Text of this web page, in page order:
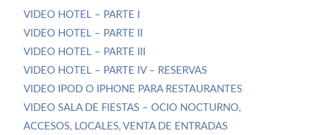
VIDEO HOTEL – PARTE I
VIDEO HOTEL – PARTE II
VIDEO HOTEL – PARTE III
VIDEO HOTEL – PARTE IV – RESERVAS
VIDEO IPOD O IPHONE PARA RESTAURANTES
VIDEO SALA DE FIESTAS – OCIO NOCTURNO,
ACCESOS, LOCALES, VENTA DE ENTRADAS